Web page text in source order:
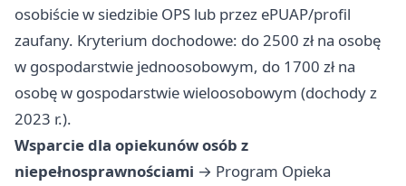
osobiście w siedzibie OPS lub przez ePUAP/profil
zaufany. Kryterium dochodowe: do 2500 zł na osobę
w gospodarstwie jednoosobowym, do 1700 zł na
osobę w gospodarstwie wieloosobowym (dochody z
2023 r.).
Wsparcie dla opiekunów osób z
niepełnosprawnościami → Program Opieka